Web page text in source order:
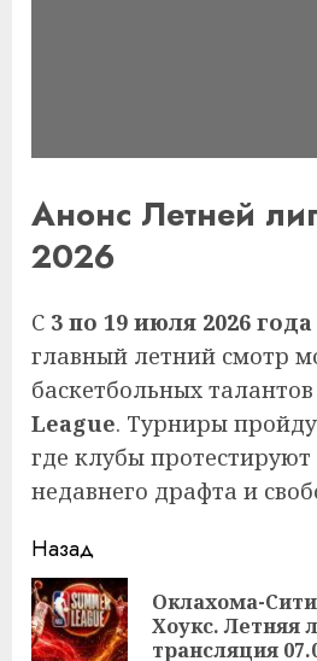
Анонс Летней
2026
С 3 по 19 июля 2026 года
главный летний смотр
баскетбольных талантов
League. Турниры
где клубы протестируют
недавнего драфта и
Продолжить
чтение
Назад
Оклахома-
Хоукс. Летняя
трансляция